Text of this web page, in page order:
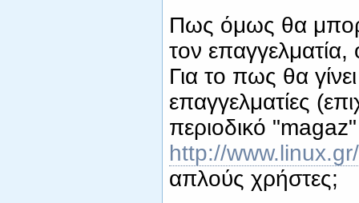
Πως όμως θα
τον επαγγελματία,
Για το πως θα
επαγγελματίες
περιοδικό
http://
απλούς χρήστες;